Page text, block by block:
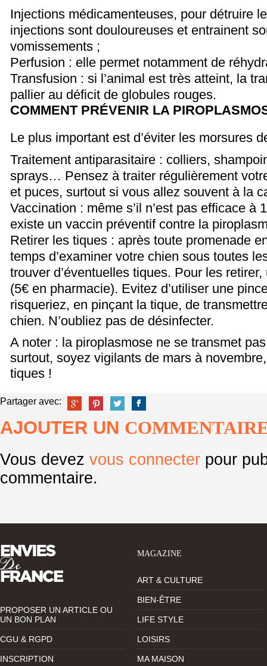
Injections médicamenteuses, pour détruire
injections sont douloureuses et entrainent
vomissements ;
Perfusion : elle permet notamment de
Transfusion : si l’animal est très atteint, la
pallier au déficit de globules rouges.
COMMENT PRÉVENIR LA
Le plus important est d’éviter les morsures
Traitement antiparasitaire : colliers,
sprays… Pensez à traiter régulièrement
et puces, surtout si vous allez souvent à la
Vaccination : même s’il n’est pas efficace à
existe un vaccin préventif contre la
Retirer les tiques : après toute promenade
temps d’examiner votre chien sous toutes
trouver d’éventuelles tiques. Pour les
(5€ en pharmacie). Evitez d’utiliser une
risqueriez, en pinçant la tique, de
chien. N’oubliez pas de désinfecter.
A noter : la piroplasmose ne se transmet
surtout, soyez vigilants de mars à
tiques !
Partager avec:
AJOUTER UN
Vous devez vous connecter pour
commentaire.
PROPOSER UN ARTICLE OU
UN BON PLAN
CGU & RGPD
INSCRIPTION
MAGAZINE
ART & CULTURE
BIEN-ÊTRE
LIFE STYLE
LOISIRS
MA MAISON